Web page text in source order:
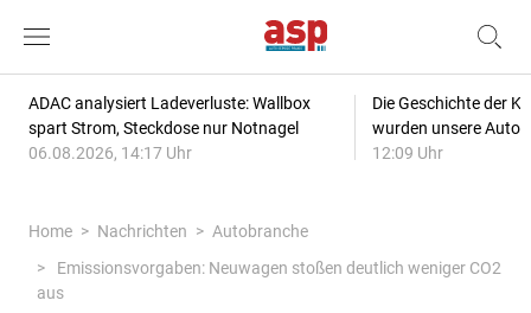
ADAC analysiert Ladeverluste: Wallbox
spart Strom, Steckdose nur Notnagel
06.08.2026, 14:17 Uhr
Die Geschichte der
wurden unsere
12:09 Uhr
Home Nachrichten
Autobranche
Emissionsvorgaben: Neuwagen stoßen deutlich weniger CO2
aus